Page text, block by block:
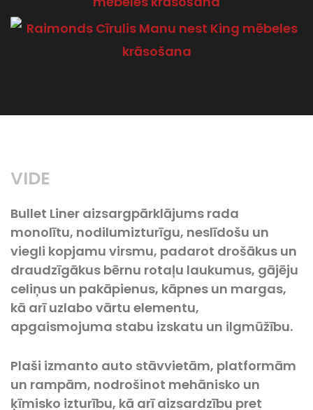
VIDE
Bullet Liner aizsargpārklājums rada
monolītu, nodilumizturīgu, neslīdošu un
viegli kopjamu virsmu, padarot drošākus un
draudzīgākus bērnu rotaļu laukumus, gājēju
celiņus un pakāpienus, kāpnes un margas,
kā arī uzlabo vārtu elementu,
apgaismojuma stabu izskatu un ilgmūžību.
Plaši izmanto auto stāvvietām, platformām
un rampām, nodrošinot mehānisko un
ķīmisko izturību, kā arī aizsardzību pret